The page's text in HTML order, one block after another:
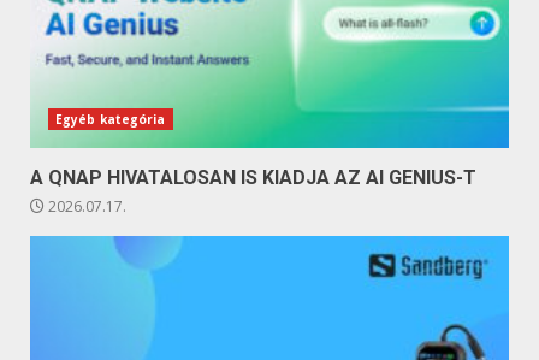
Egyéb kategória
A QNAP HIVATALOSAN IS KIADJA AZ AI GENIUS-T
2026.07.17.